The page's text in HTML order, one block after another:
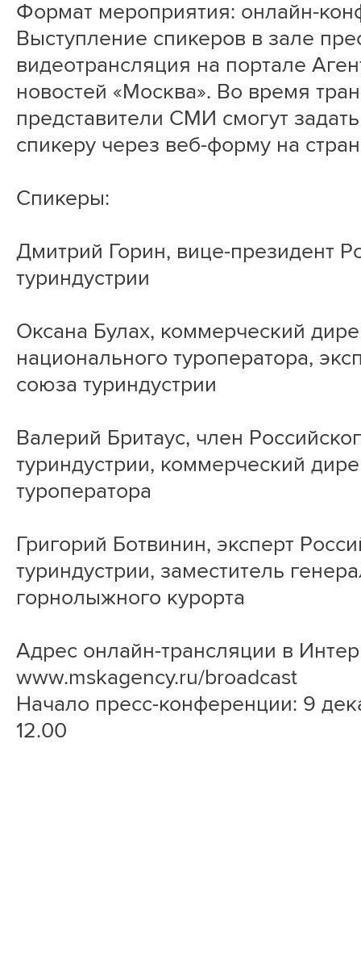
Формат мероприятия: онлайн-
Выступление спикеров в зале
видеотрансляция на портале
новостей «Москва». Во время
представители СМИ смогут
спикеру через веб-форму на
Спикеры:
Дмитрий Горин, вице-президент
туриндустрии
Оксана Булах, коммерческий
национального туроператора,
союза туриндустрии
Валерий Бритаус, член
туриндустрии, коммерческий
туроператора
Григорий Ботвинин, эксперт
туриндустрии, заместитель
горнолыжного курорта
Адрес онлайн-трансляции в
www.mskagency.ru/broadcast
Начало пресс-конференции: 9
12.00